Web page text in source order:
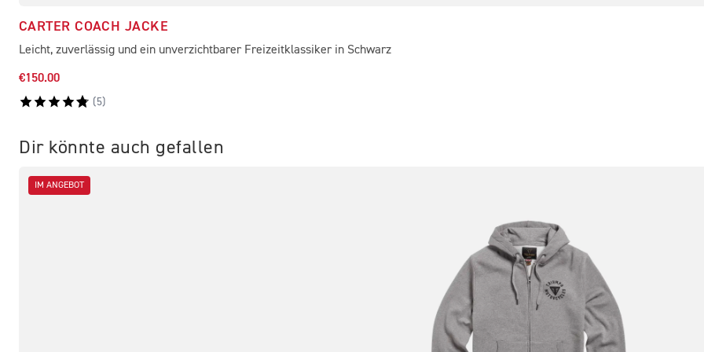
CARTER COACH JACKE
Leicht, zuverlässig und ein unverzichtbarer Freizeitklassiker in Schwarz
€150.00
( 5)
Dir könnte auch gefallen
IM ANGEBOT